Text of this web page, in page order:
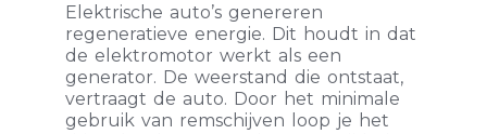
Elektrische auto’s genereren
regeneratieve energie. Dit houdt in dat
de elektromotor werkt als een
generator. De weerstand die ontstaat,
vertraagt de auto. Door het minimale
gebruik van remschijven loop je het